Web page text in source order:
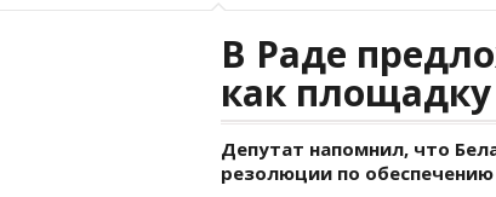
В Раде
как
Депутат напомнил, что
резолюции по